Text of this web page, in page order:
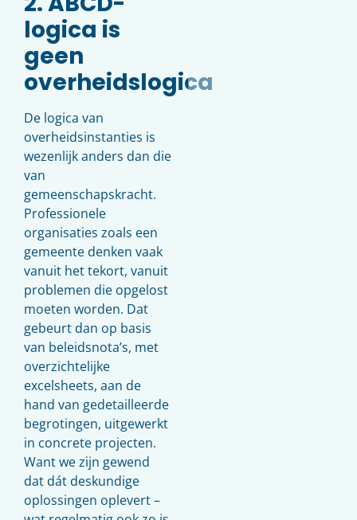
logica is
geen
overheidslogica
De logica van
overheidsinstanties is
wezenlijk anders dan die
van
gemeenschapskracht.
Professionele
organisaties zoals een
gemeente denken vaak
vanuit het tekort, vanuit
problemen die opgelost
moeten worden. Dat
gebeurt dan op basis
van beleidsnota’s, met
overzichtelijke
excelsheets, aan de
hand van gedetailleerde
begrotingen, uitgewerkt
in concrete projecten.
Want we zijn gewend
dat dát deskundige
oplossingen oplevert –